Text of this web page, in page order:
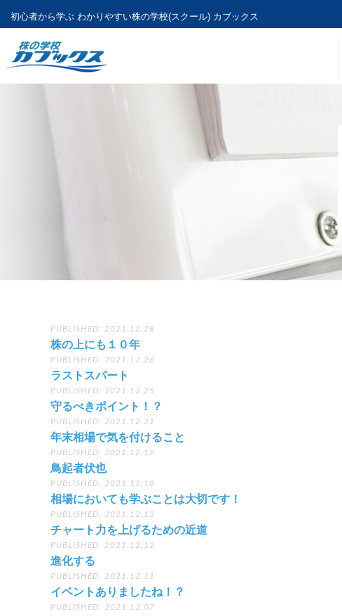
初心者から学ぶ わかりやすい株の学校(スクール) カブックス
PUBLISHED: 2021.12.28
株の上にも１０年
PUBLISHED: 2021.12.26
ラストスパート
PUBLISHED: 2021.12.25
守るべきポイント！？
PUBLISHED: 2021.12.21
年末相場で気を付けること
PUBLISHED: 2021.12.19
鳥起者伏也
PUBLISHED: 2021.12.18
相場においても学ぶことは大切です！
PUBLISHED: 2021.12.13
チャート力を上げるための近道
PUBLISHED: 2021.12.12
進化する
PUBLISHED: 2021.12.11
イベントありましたね！？
PUBLISHED: 2021.12.07